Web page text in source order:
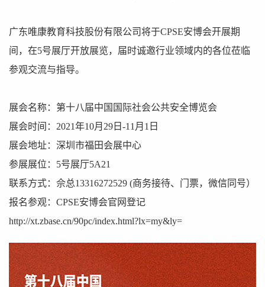
广东唯康教育科技股份有限公司将于CPSE安博会开展期
间，在5号展厅开放展览，届时诚邀行业领域内的各位莅临
参观交流与指导。
展会名称：第十八届中国国际社会公共安全博览会
展会时间：2021年10月29日-11月1日
展会地址：深圳市福田会展中心
参展展位：5号展厅5A21
联系方式：佘总13316272529 (商务接待、门票，微信同号）
报名参观：CPSE安博会官网登记
http://xt.zbase.cn/90pc/index.html?lx=my&ly=